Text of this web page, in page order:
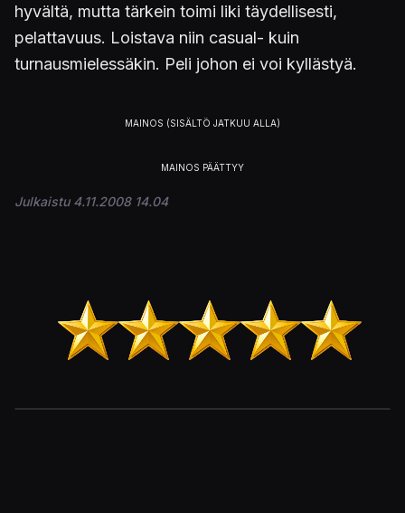
hyvältä, mutta tärkein toimi liki täydellisesti,
pelattavuus. Loistava niin casual- kuin
turnausmielessäkin. Peli johon ei voi kyllästyä.
Julkaistu 4.11.2008 14.04